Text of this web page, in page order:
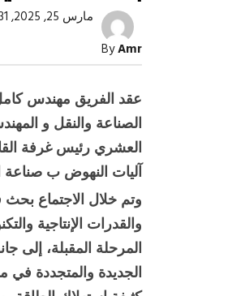
ByAmr
مارس 25, 2025, 13:31 م
عقد الفريق مهندس
الصناعة والنقل و
العشري رئيس غرفة
آليات النهوض ب
وتم خلال الاجتماع
والقدرات الإنتاجية
المرحلة المقبلة، إلى
الجديدة والمتجددة في
التشجيع «أخلاق» وليس «تحفيل»
جهاز مستقبل
الدول كيانات